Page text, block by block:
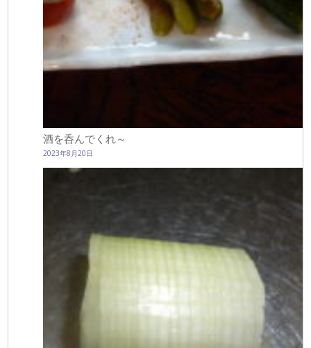
酒を呑んでくれ～
2023年8月20日